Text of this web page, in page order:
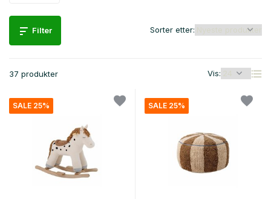
Filter
37 produkter Vis:
Sorter etter:
SALE 25% SALE 25%